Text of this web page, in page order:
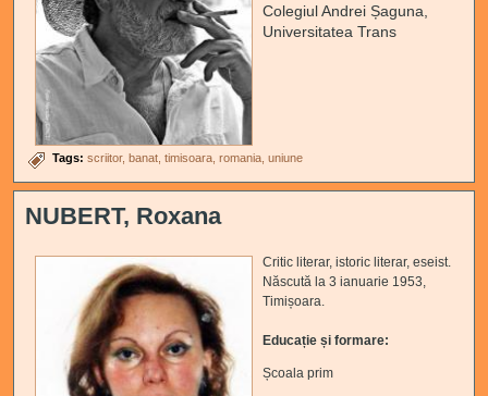
Colegiul Andrei Șaguna,
Universitatea Trans
Tags:scriitor banat timisoara romania uniune
NUBERT, Roxana
Critic literar, istoric literar, eseist.
Născută la 3 ianuarie 1953,
Timișoara.
Educație și formare:
Școala prim